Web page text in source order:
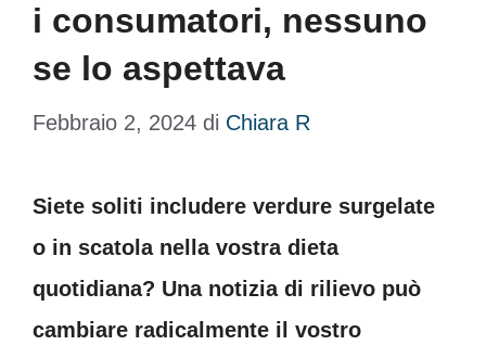
i consumatori, nessuno
se lo aspettava
Febbraio 2, 2024 di Chiara R
Siete soliti includere verdure surgelate
o in scatola nella vostra dieta
quotidiana? Una notizia di rilievo può
cambiare radicalmente il vostro